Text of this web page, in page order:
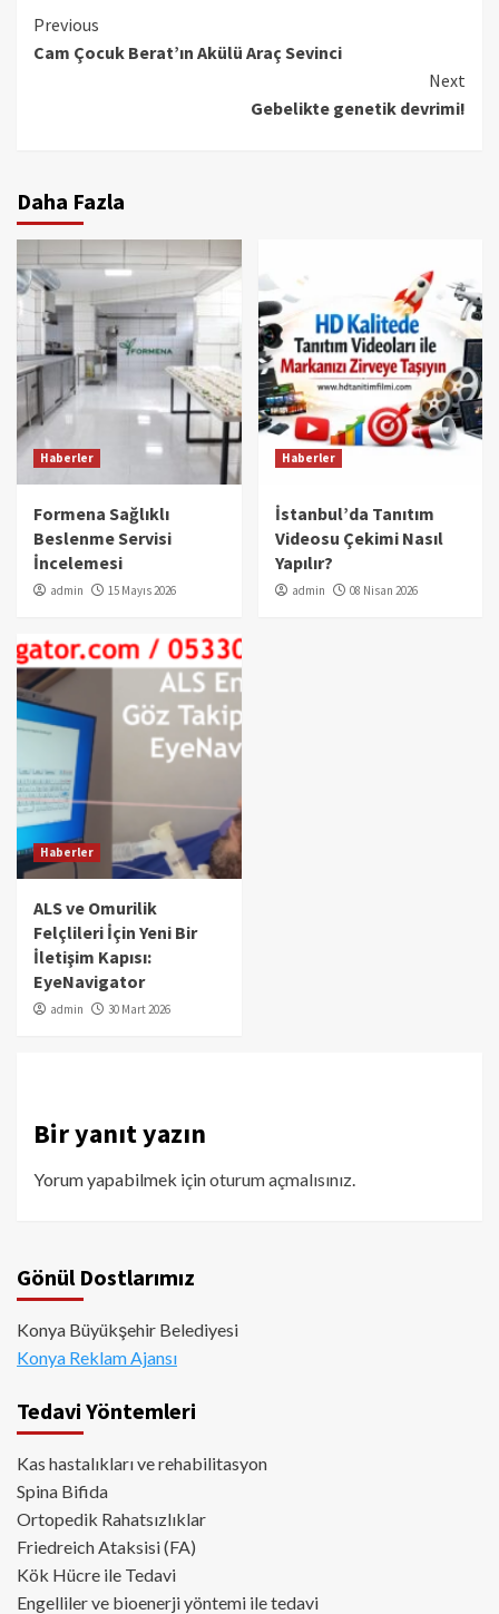
Continue
Reading
Previous
Cam Çocuk Berat’ın Akülü Araç Sevinci
Next
Gebelikte genetik devrimi!
Daha Fazla
Haberler
Formena Sağlıklı
Beslenme Servisi
İncelemesi
admin 15 Mayıs 2026
Haberler
İstanbul’da Tanıtım
Videosu Çekimi Nasıl
Yapılır?
admin 08 Nisan 2026
Haberler
ALS ve Omurilik
Felçlileri İçin Yeni Bir
İletişim Kapısı:
EyeNavigator
admin 30 Mart 2026
Bir yanıt yazın
Yorum yapabilmek içinoturum açmalısınız
Gönül Dostlarımız
Konya Büyükşehir Belediyesi
Konya Reklam Ajansı
Tedavi Yöntemleri
Kas hastalıkları ve rehabilitasyon
Spina Bifida
Ortopedik Rahatsızlıklar
Friedreich Ataksisi (FA)
Kök Hücre ile Tedavi
Engelliler ve bioenerji yöntemi ile tedavi